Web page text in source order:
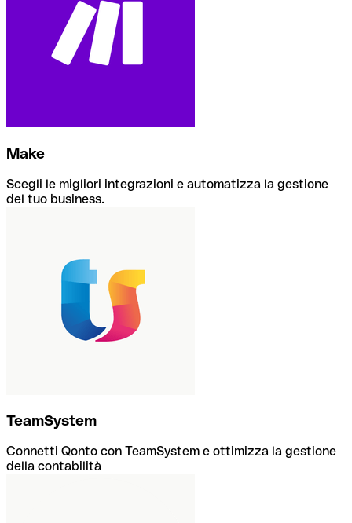
Make
Scegli le migliori integrazioni e automatizza la gestione
del tuo business.
TeamSystem
Connetti Qonto con TeamSystem e ottimizza la gestione
della contabilità